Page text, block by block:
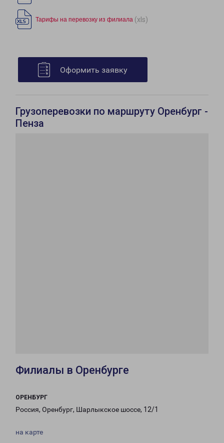
Тарифы на перевозку из филиала (xls)
Оформить заявку
Грузоперевозки по маршруту Оренбург -
Пенза
Филиалы в Оренбурге
ОРЕНБУРГ
Россия, Оренбург, Шарлыкское шоссе, 12/1
на карте